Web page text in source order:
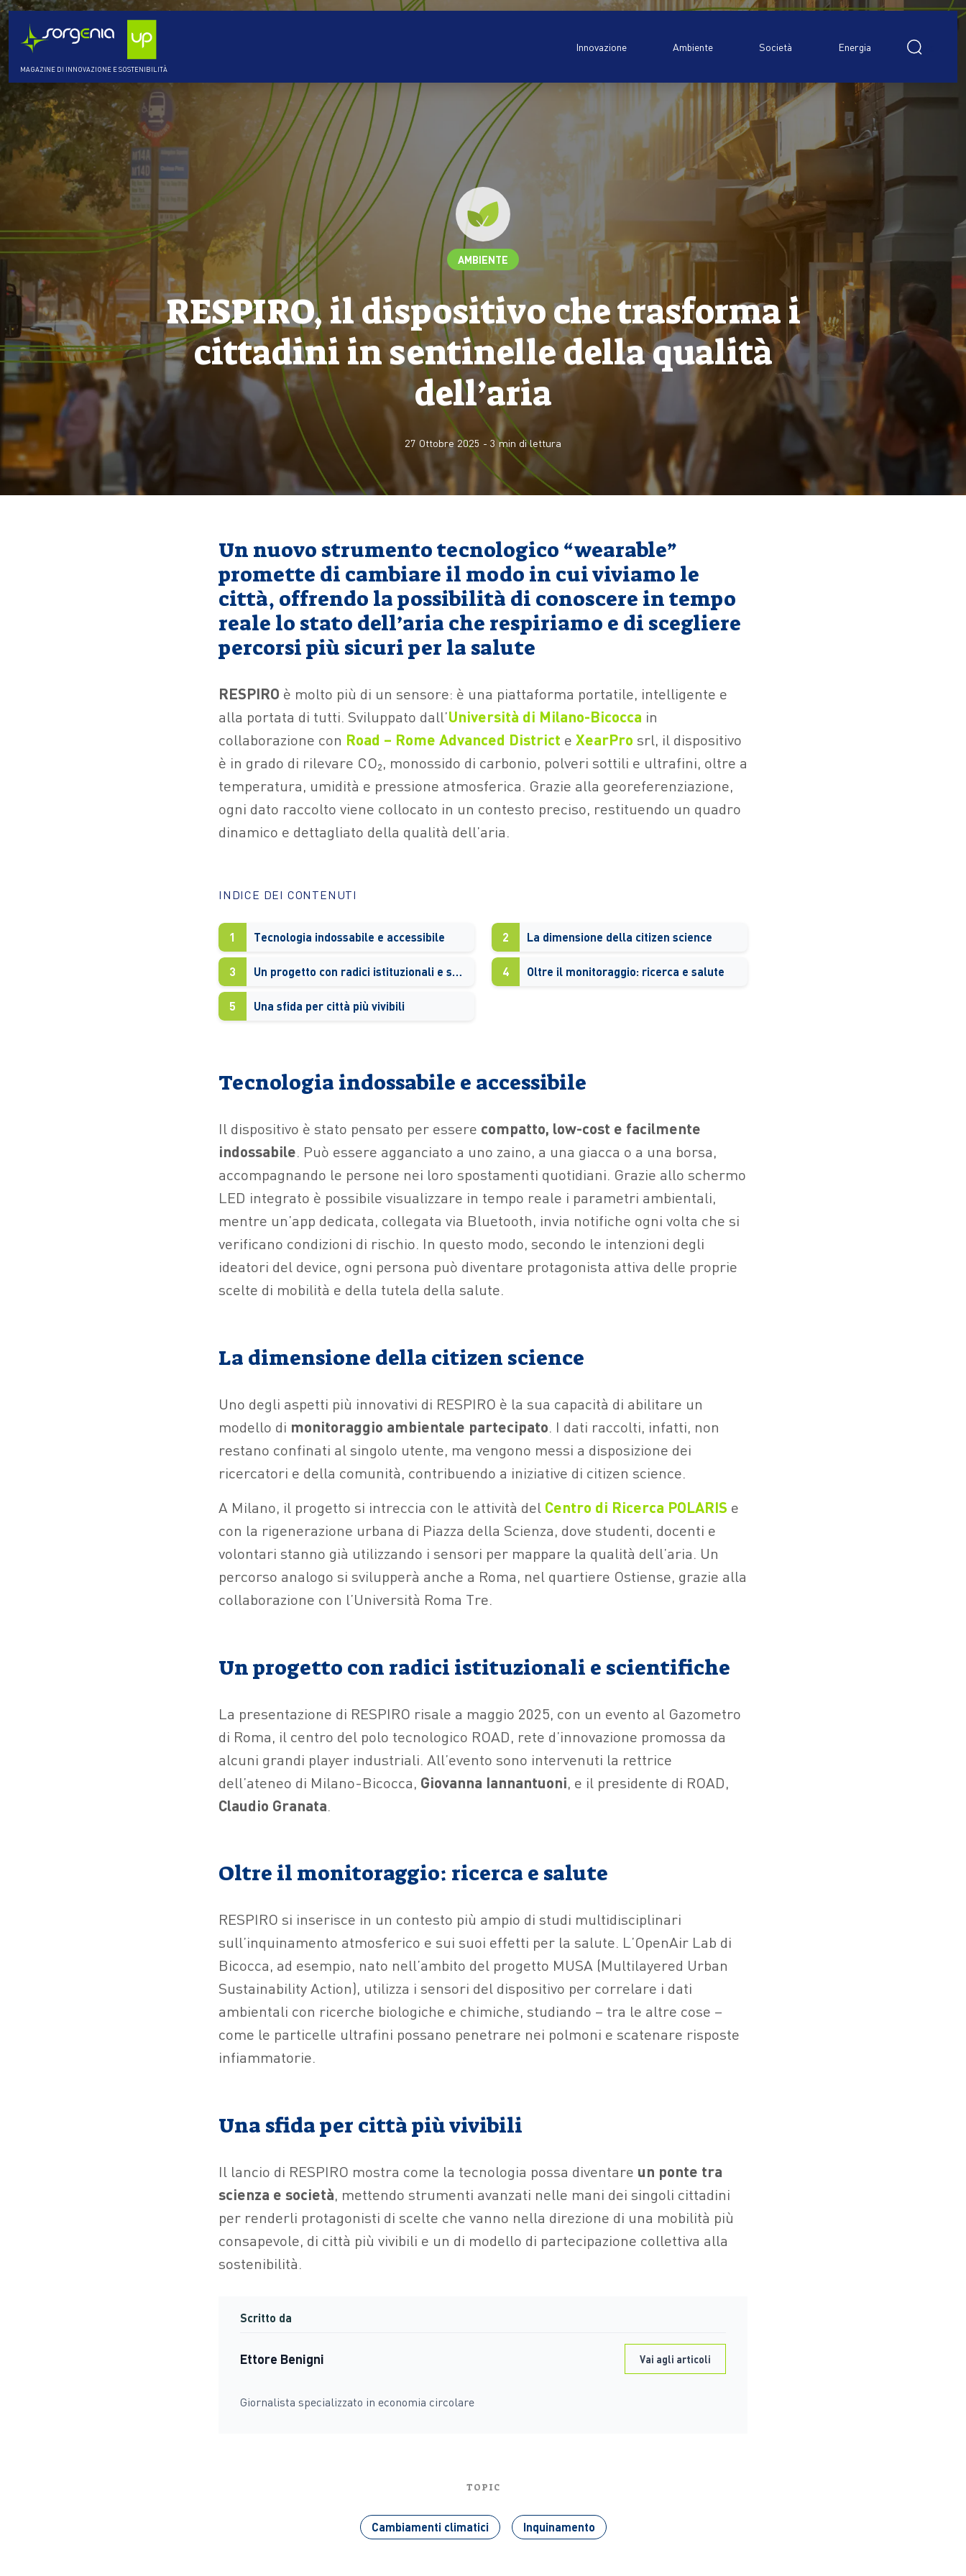
MAGAZINE DI INNOVAZIONE E SOSTENIBILITÀ
per:
Innovazione Ambiente Società Energia
AMBIENTE
RESPIRO, il dispositivo che trasforma i
cittadini in sentinelle della qualità
dell’aria
27 Ottobre 2025 - 3min di lettura
Un nuovo strumento tecnologico “wearable”
promette di cambiare il modo in cui viviamo le
città, offrendo la possibilità di conoscere in tempo
reale lo stato dell’aria che respiriamo e di scegliere
percorsi più sicuri per la salute
RESPIRO è molto più di un sensore: è una piattaforma portatile, intelligente e
alla portata di tutti. Sviluppato dall’Università di Milano-Bicocca in
collaborazione con Road – Rome Advanced District e XearPro srl, il dispositivo
è in grado di rilevare CO₂, monossido di carbonio, polveri sottili e ultrafini, oltre a
temperatura, umidità e pressione atmosferica. Grazie alla georeferenziazione,
ogni dato raccolto viene collocato in un contesto preciso, restituendo un quadro
dinamico e dettagliato della qualità dell’aria.
INDICE DEI CONTENUTI
1 Tecnologia indossabile e accessibile 2 La dimensione della citizen science
3 Un progetto con radici istituzionali e scientifiche 4 Oltre il monitoraggio: ricerca e salute
5 Una sfida per città più vivibili
Tecnologia indossabile e accessibile
Il dispositivo è stato pensato per essere compatto, low-cost e facilmente
indossabile. Può essere agganciato a uno zaino, a una giacca o a una borsa,
accompagnando le persone nei loro spostamenti quotidiani. Grazie allo schermo
LED integrato è possibile visualizzare in tempo reale i parametri ambientali,
mentre un’app dedicata, collegata via Bluetooth, invia notifiche ogni volta che si
verificano condizioni di rischio. In questo modo, secondo le intenzioni degli
ideatori del device, ogni persona può diventare protagonista attiva delle proprie
scelte di mobilità e della tutela della salute.
La dimensione della citizen science
Uno degli aspetti più innovativi di RESPIRO è la sua capacità di abilitare un
modello di monitoraggio ambientale partecipato. I dati raccolti, infatti, non
restano confinati al singolo utente, ma vengono messi a disposizione dei
ricercatori e della comunità, contribuendo a iniziative di citizen science.
A Milano, il progetto si intreccia con le attività del Centro di Ricerca POLARIS e
con la rigenerazione urbana di Piazza della Scienza, dove studenti, docenti e
volontari stanno già utilizzando i sensori per mappare la qualità dell’aria. Un
percorso analogo si svilupperà anche a Roma, nel quartiere Ostiense, grazie alla
collaborazione con l’Università Roma Tre.
Un progetto con radici istituzionali e scientifiche
La presentazione di RESPIRO risale a maggio 2025, con un evento al Gazometro
di Roma, il centro del polo tecnologico ROAD, rete d’innovazione promossa da
alcuni grandi player industriali. All’evento sono intervenuti la rettrice
dell’ateneo di Milano-Bicocca, Giovanna Iannantuoni, e il presidente di ROAD,
Claudio Granata.
Oltre il monitoraggio: ricerca e salute
RESPIRO si inserisce in un contesto più ampio di studi multidisciplinari
sull’inquinamento atmosferico e sui suoi effetti per la salute. L’OpenAir Lab di
Bicocca, ad esempio, nato nell’ambito del progetto MUSA (Multilayered Urban
Sustainability Action), utilizza i sensori del dispositivo per correlare i dati
ambientali con ricerche biologiche e chimiche, studiando – tra le altre cose –
come le particelle ultrafini possano penetrare nei polmoni e scatenare risposte
infiammatorie.
Una sfida per città più vivibili
Il lancio di RESPIRO mostra come la tecnologia possa diventare un ponte tra
scienza e società, mettendo strumenti avanzati nelle mani dei singoli cittadini
per renderli protagonisti di scelte che vanno nella direzione di una mobilità più
consapevole, di città più vivibili e un di modello di partecipazione collettiva alla
sostenibilità.
Scritto da
Ettore Benigni Vai agli articoli
Giornalista specializzato in economia circolare
TOPIC
Cambiamenti climatici Inquinamento